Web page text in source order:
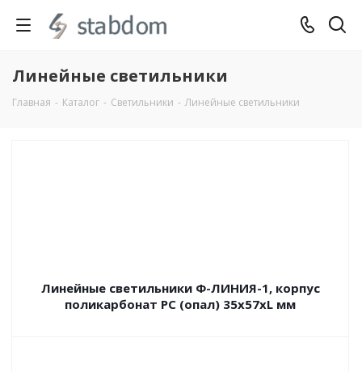
Линейные светильники
Главная - Каталог - Светильники - Линейные светильники
Линейные светильники Ф-ЛИНИЯ-1, корпус
поликарбонат РС (опал) 35х57хL мм